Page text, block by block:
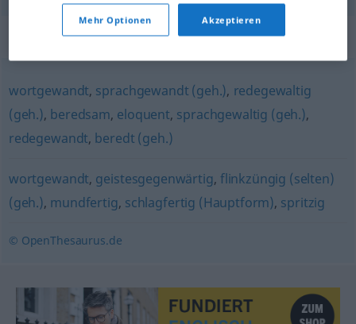
Synonyme für "zungenfertig"
wortgewandt, sprachgewandt (geh.), redegewaltig
(geh.), beredsam, eloquent, sprachgewaltig (geh.),
redegewandt, beredt (geh.)
wortgewandt, geistesgegenwärtig, flinkzüngig (selten)
(geh.), mundfertig, schlagfertig (Hauptform), spritzig
© OpenThesaurus.de
Mehr Optionen Akzeptieren